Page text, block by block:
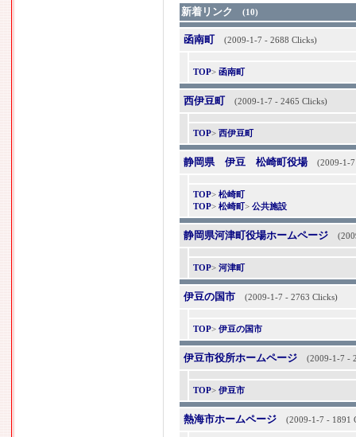
新着リンク (10)
函南町 (2009-1-7 - 2688 Clicks)
TOP> 函南町
西伊豆町 (2009-1-7 - 2465 Clicks)
TOP> 西伊豆町
静岡県 伊豆 松崎町役場 (2009-1-
TOP> 松崎町
TOP> 松崎町> 公共施設
静岡県河津町役場ホームページ
TOP> 河津町
伊豆の国市 (2009-1-7 - 2763 Clicks)
TOP> 伊豆の国市
伊豆市役所ホームページ (2009-1-7 -
TOP> 伊豆市
熱海市ホームページ (2009-1-7 - 1891